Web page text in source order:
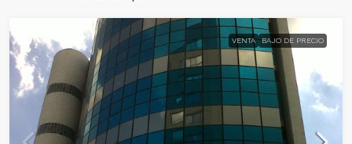
VENTA BAJO DE PRECIO